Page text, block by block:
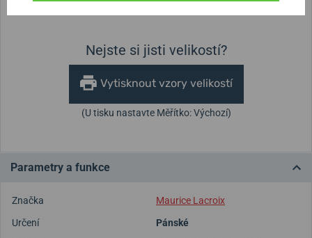
Nejste si jisti velikostí?
Vytisknout vzory velikostí
(U tisku nastavte Měřítko: Výchozí)
Parametry a funkce
Značka
Maurice Lacroix
Určení
Pánské